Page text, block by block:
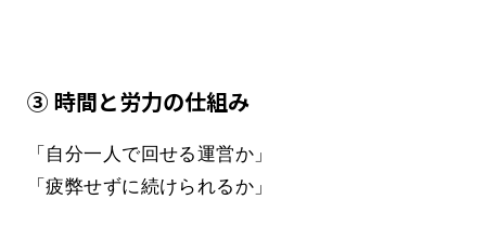
③ 時間と労力の仕組み
「自分一人で回せる運営か」
「疲弊せずに続けられるか」